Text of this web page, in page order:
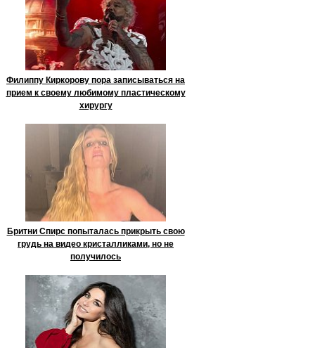
Филиппу Киркорову пора записываться на
прием к своему любимому пластическому
хирургу
Бритни Спирс попыталась прикрыть свою
грудь на видео кристалликами, но не
получилось